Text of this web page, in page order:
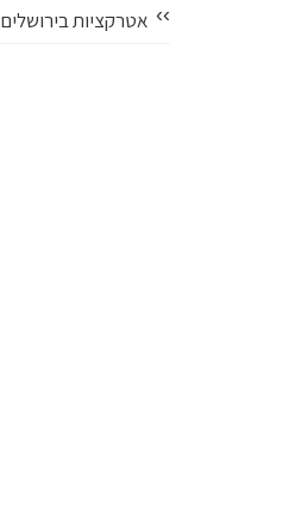
›› אטרקציות בירושלים